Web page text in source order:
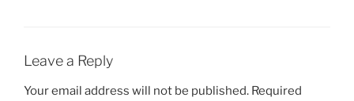
Leave a Reply
Your email address will not be published. Required